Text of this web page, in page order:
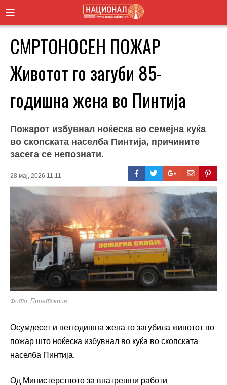
СМРТОНОСЕН ПОЖАР
Животот го загуби 85-
годишна жена во Пинтија
Пожарот избувнал ноќеска во семејна куќа
во скопската населба Пинтија, причините
засега се непознати.
28 мај, 2026 11:11
Фото: Принтскрин
Осумдесет и петгодишна жена го загубила животот во
пожар што ноќеска избувнал во куќа во скопската
населба Пинтија.
Од Министерството за внатрешни работи